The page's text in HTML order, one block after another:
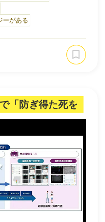
た次世代型原子力プラン
ン・エネルギーを産業の
います。
・米国・カナダ等の原子
まっているほか、日本・
ーがある
「防ぎ得た死を